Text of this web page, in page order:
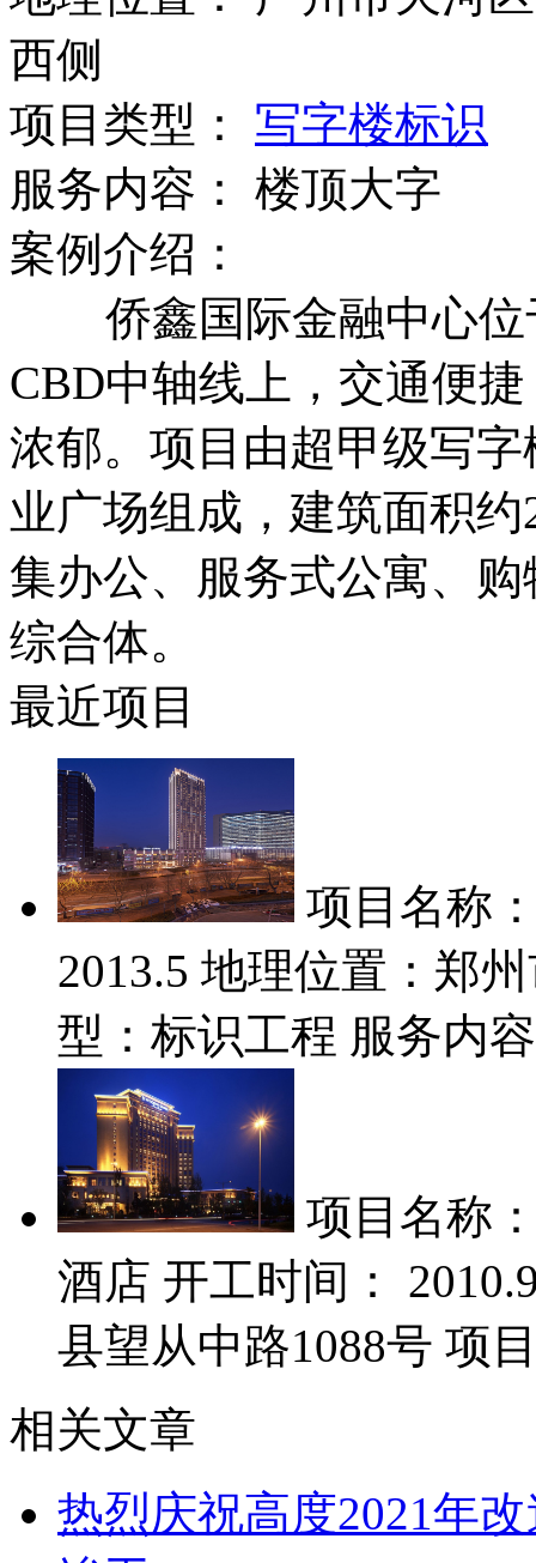
西侧
项目类型： 写字楼标识
服务内容： 楼顶大字
案例介绍：
侨鑫国际金融中心位
CBD中轴线上，交通便
浓郁。项目由超甲级写
业广场组成，建筑面积
集办公、服务式公寓、
综合体。
最近项目
项目名称
2013.5 地理位置：郑
型：标识工程 服务内
项目名称
酒店 开工时间：
县望从中路1088号 项
相关文章
热烈庆祝高度2021年